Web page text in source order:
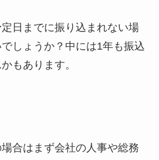
日までに振り込まれない場
しょうか？中には1年も振込
もあります。
合はまず会社の人事や総務